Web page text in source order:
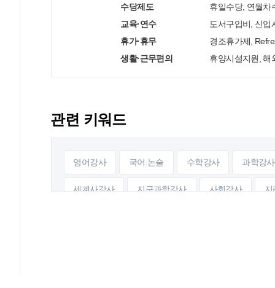
수당제도
휴일수당, 연월차
교육·연수
도서구입비, 신입
휴가·휴무
경조휴가제,
생활·근무편의
휴양시설지원, 해
관련 키워드
영어강사 국어.논술 수학강사 과학강사
세계사강사 지구과학강사 사회강사 지